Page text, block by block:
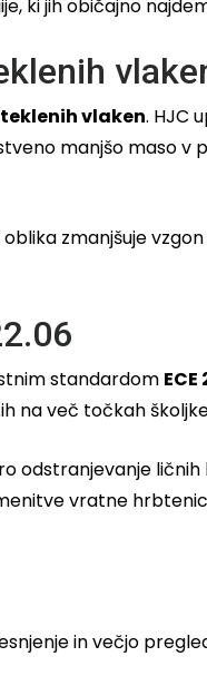
ki jih običajno
vlaken. HJC
manjšo maso
zmanjšuje
standardom ECE
na več točkah
odstranjevanje
vratne
in večjo